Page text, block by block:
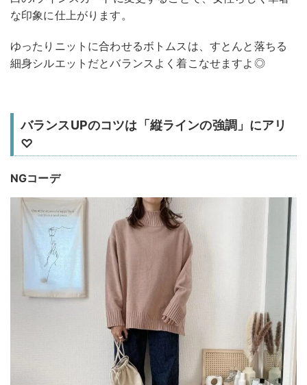
な印象に仕上がります。
ゆったりニットに合わせるボトムスは、すとんと落ちる
細身シルエットだとバランスよく着こなせますよ◎
バランスUPのコツは「縦ラインの強調」にアリ
♡
NGコーデ